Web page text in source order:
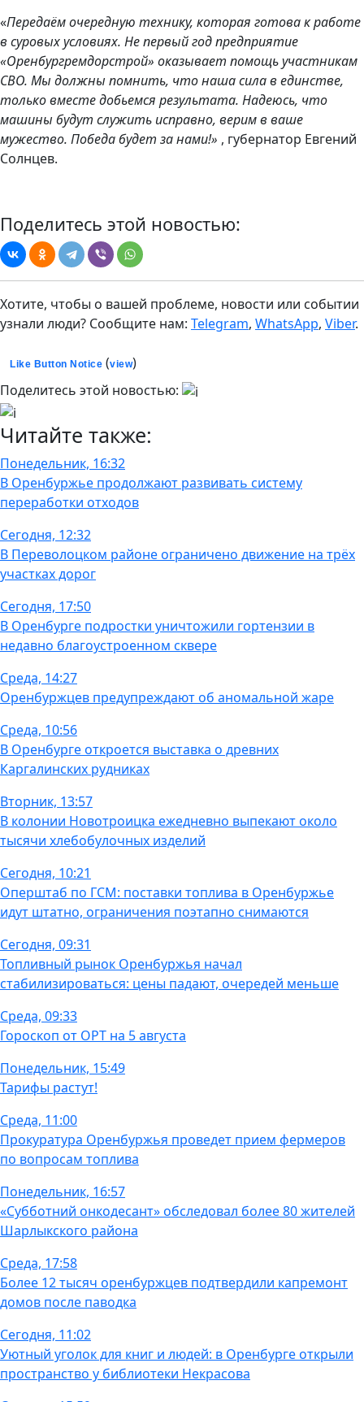
«Передаём очередную технику, которая готова к работе
в суровых условиях. Не первый год предприятие
«Оренбургремдорстрой» оказывает помощь участникам
СВО. Мы должны помнить, что наша сила в единстве,
только вместе добьемся результата. Надеюсь, что
машины будут служить исправно, верим в ваше
мужество. Победа будет за нами!» , губернатор Евгений
Солнцев.
Поделитесь этой новостью:
Хотите, чтобы о вашей проблеме, новости или событии
узнали люди? Сообщите нам: Telegram, WhatsApp, Viber.
Like Button Notice (view)
Поделитесь этой новостью:
Читайте также:
Понедельник, 16:32
В Оренбуржье продолжают развивать систему
переработки отходов
Сегодня, 12:32
В Переволоцком районе ограничено движение на трёх
участках дорог
Сегодня, 17:50
В Оренбурге подростки уничтожили гортензии в
недавно благоустроенном сквере
Среда, 14:27
Оренбуржцев предупреждают об аномальной жаре
Среда, 10:56
В Оренбурге откроется выставка о древних
Каргалинских рудниках
Вторник, 13:57
В колонии Новотроицка ежедневно выпекают около
тысячи хлебобулочных изделий
Сегодня, 10:21
Оперштаб по ГСМ: поставки топлива в Оренбуржье
идут штатно, ограничения поэтапно снимаются
Сегодня, 09:31
Топливный рынок Оренбуржья начал
стабилизироваться: цены падают, очередей меньше
Среда, 09:33
Гороскоп от ОРТ на 5 августа
Понедельник, 15:49
Тарифы растут!
Среда, 11:00
Прокуратура Оренбуржья проведет прием фермеров
по вопросам топлива
Понедельник, 16:57
«Субботний онкодесант» обследовал более 80 жителей
Шарлыкского района
Среда, 17:58
Более 12 тысяч оренбуржцев подтвердили капремонт
домов после паводка
Сегодня, 11:02
Уютный уголок для книг и людей: в Оренбурге открыли
пространство у библиотеки Некрасова